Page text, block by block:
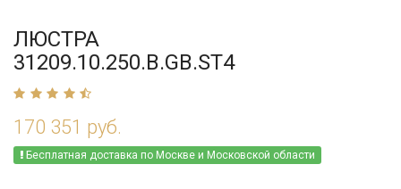
ЛЮСТРА
31209.10.250.B.GB.ST4
170 351 руб.
Бесплатная доставка по Москве и Московской области